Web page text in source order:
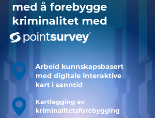
med å forebygge
kriminalitet med
Arbeid kunnskapsbasert
med digitale interaktive
kart i sanntid
Kartlegging av
kriminalitetsforebygging